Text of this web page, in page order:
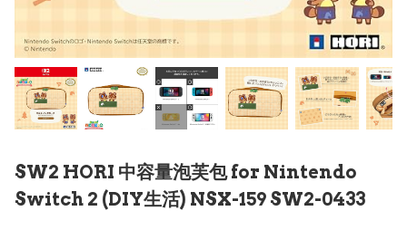
SW2 HORI 中容量泡芙包 for Nintendo
Switch 2 (DIY生活) NSX-159 SW2-0433